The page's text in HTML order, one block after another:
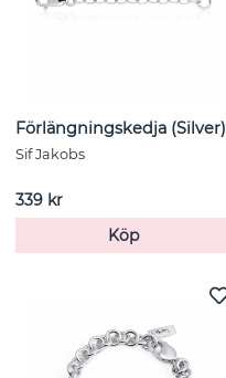
Förlängningskedja (Silver)
Sif Jakobs
339 kr
Köp